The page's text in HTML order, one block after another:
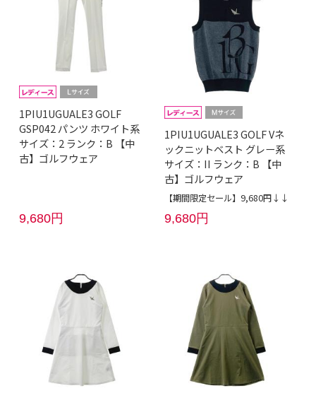
1PIU1UGUALE3 GOLF
GSP042 パンツ ホワイト系
サイズ：2 ランク：B 【中
古】ゴルフウェア
9,680円
1PIU1UGUALE3 GOLF Vネ
ックニットベスト グレー系
サイズ：II ランク：B 【中
古】ゴルフウェア
【期間限定セール】9,680円↓↓
9,680円